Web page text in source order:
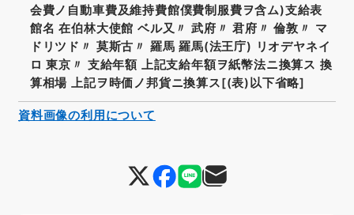
会費ノ自動車費及維持費館僕費制服費ヲ含ム)支給表
館名 在伯林大使館 ベル又〃 武府〃 君府〃 倫敦〃 マ
ドリツド〃 莫斯古〃 羅馬 羅馬(法王庁) リオデヤネイ
ロ 東京〃 支給年額 上記支給年額ヲ紙幣法ニ換算ス 換
算相場 上記ヲ時価ノ邦貨ニ換算ス[(表)以下省略]
資料画像の利用について